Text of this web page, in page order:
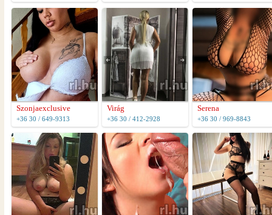
Szonjaexclusive
+36 30 / 649-9313
Virág
+36 30 / 412-2928
Serena
+36 30 / 969-8843